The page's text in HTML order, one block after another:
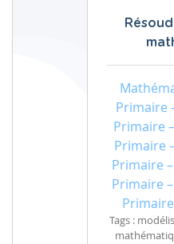
Primaire
Primaire
Primaire
Primaire
Primaire
Tags :